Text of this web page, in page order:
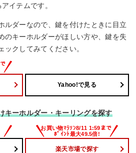
イテムです。
ルダーなので、鍵を付けたときに目立
のキーホルダーがほしい方や、鍵を失
ックしてみてください。
Yahoo!で見る
キーホルダー・キーリングを探す
楽天市場で探す